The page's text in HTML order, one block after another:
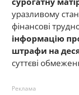
уразливому
фінансові
інформацію
штрафи на
суттєві
Реклама